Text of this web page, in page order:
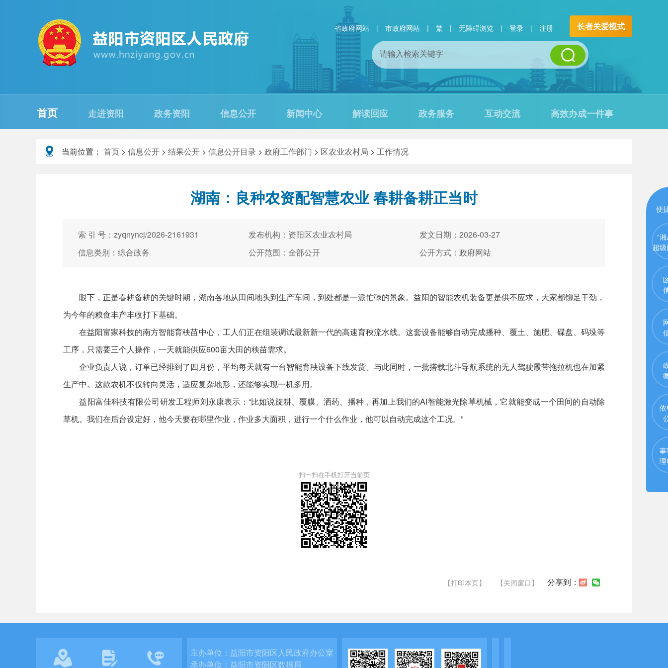
省政府网站 | 市政府网站 | 繁 | 无障碍浏览 | 登录 | 注册 长者关爱模式
首页 走进资阳 政务资阳 信息公开 新闻中心 解读回应 政务服务 互动交流 高效办成一件事
当前位置： 首页 > 信息公开 > 结果公开 > 信息公开目录 > 政府工作部门 > 区农业农村局 > 工作情况
湖南：良种农资配智慧农业 春耕备耕正当时
索 引 号：zyqnyncj/2026-2161931 发布机构：资阳区农业农村局
发文日期：2026-03-27
信息类别：综合政务
公开范围：全部公开 公开方式：政府网站
眼下，正是春耕备耕的关键时期，湖南各地从田间地头到生产车间，到处都是一派忙碌的景象。益阳的智能农机装备更是供不应求，大家都铆足干劲，
为今年的粮食丰产丰收打下基础。
在益阳富家科技的南方智能育秧苗中心，工人们正在组装调试最新新一代的高速育秧流水线。这套设备能够自动完成播种、覆土、施肥、碟盘、码垛等
工序，只需要三个人操作，一天就能供应600亩大田的秧苗需求。
企业负责人说，订单已经排到了四月份，平均每天就有一台智能育秧设备下线发货。与此同时，一批搭载北斗导航系统的无人驾驶履带拖拉机也在加紧
生产中。这款农机不仅转向灵活，适应复杂地形，还能够实现一机多用。
益阳富佳科技有限公司研发工程师刘永康表示：“比如说旋耕、覆膜、洒药、播种，再加上我们的AI智能激光除草机械，它就能变成一个田间的自动除
草机。我们在后台设定好，他今天要在哪里作业，作业多大面积，进行一个什么作业，他可以自动完成这个工况。”
扫一扫在手机打开当前页
【打印本页】 【关闭窗口】 分享到：
便
“
超
主办单位：益阳市资阳区人民政府办公室
承办单位：益阳市资阳区数据局